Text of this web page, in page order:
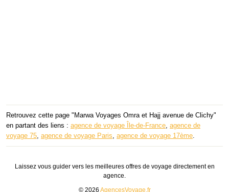
Retrouvez cette page "Marwa Voyages Omra et Hajj avenue de Clichy"
en partant des liens : agence de voyage Île-de-France, agence de
voyage 75, agence de voyage Paris, agence de voyage 17ème.
Laissez vous guider vers les meilleures offres de voyage directement en
agence.
© 2026 AgencesVoyage.fr